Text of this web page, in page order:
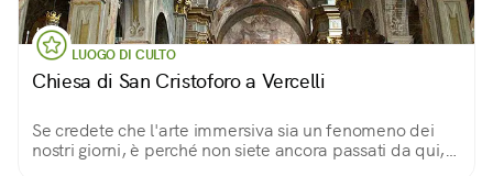
LUOGO DI CULTO
Chiesa di San Cristoforo a Vercelli
Se credete che l'arte immersiva sia un fenomeno dei
nostri giorni, è perché non siete ancora passati da qui,